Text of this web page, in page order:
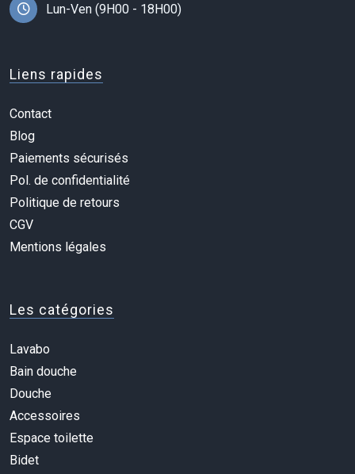
Lun-Ven (9H00 - 18H00)
Liens rapides
Contact
Blog
Paiements sécurisés
Pol. de confidentialité
Politique de retours
CGV
Mentions légales
Les catégories
Lavabo
Bain douche
Douche
Accessoires
Espace toilette
Bidet